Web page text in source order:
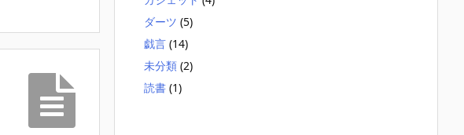
ダーツ (5)
戯言 (14)
未分類 (2)
読書 (1)